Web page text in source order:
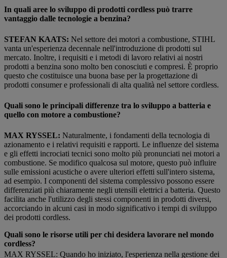
In quali aree lo sviluppo di prodotti cordless può trarre
vantaggio dalle tecnologie a benzina?
STEFAN KAATS: Nel settore dei motori a combustione, STIHL
vanta un'esperienza decennale nell'introduzione di prodotti sul
mercato. Inoltre, i requisiti e i metodi di lavoro relativi ai nostri
prodotti a benzina sono molto ben conosciuti e compresi. È proprio
questo che costituisce una buona base per la progettazione di
prodotti consumer e professionali di alta qualità nel settore cordless.
Quali sono le principali differenze tra lo sviluppo a batteria e
quello con motore a combustione?
MAX RYSSEL: Naturalmente, i fondamenti della tecnologia di
azionamento e i relativi requisiti e rapporti. Le influenze del sistema
e gli effetti incrociati tecnici sono molto più pronunciati nei motori a
combustione. Se modifico qualcosa sul motore, questo può influire
sulle emissioni acustiche o avere ulteriori effetti sull'intero sistema,
ad esempio. I componenti del sistema complessivo possono essere
differenziati più chiaramente negli utensili elettrici a batteria. Questo
facilita anche l'utilizzo degli stessi componenti in prodotti diversi,
accorciando in alcuni casi in modo significativo i tempi di sviluppo
dei prodotti cordless.
Quali sono le risorse utili per chi desidera lavorare nel mondo
cordless?
MAX RYSSEL: Quando ho iniziato, l'esperienza nella gestione dei